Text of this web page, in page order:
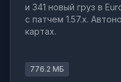
и 341 новый груз в
с патчем 1.57.x.
картах.
776.2 МБ